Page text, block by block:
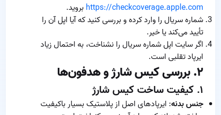
https://checkcoverage.apple.com بروید.
شماره سریال را وارد کرده و بررسی کنید که آیا اپل آن را
تأیید می‌کند یا خیر.
اگر سایت اپل شماره سریال را نشناخت، به احتمال زیاد
ایرپاد تقلبی است.
۲. بررسی کیس شارژ و هدفون‌ها
۱. کیفیت ساخت کیس شارژ
جنس بدنه: ایرپادهای اصل از پلاستیک بسیار باکیفیت